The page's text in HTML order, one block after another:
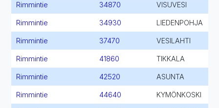
Rimmintie 34870 VISUVESI
Rimmintie 34930 LIEDENPOHJA
Rimmintie 37470 VESILAHTI
Rimmintie 41860 TIKKALA
Rimmintie 42520 ASUNTA
Rimmintie 44640 KYMÖNKOSKI